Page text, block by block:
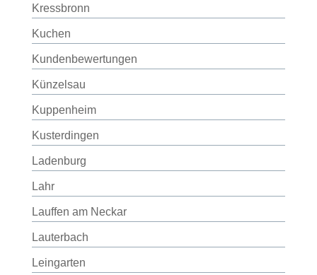
Kressbronn
Kuchen
Kundenbewertungen
Künzelsau
Kuppenheim
Kusterdingen
Ladenburg
Lahr
Lauffen am Neckar
Lauterbach
Leingarten